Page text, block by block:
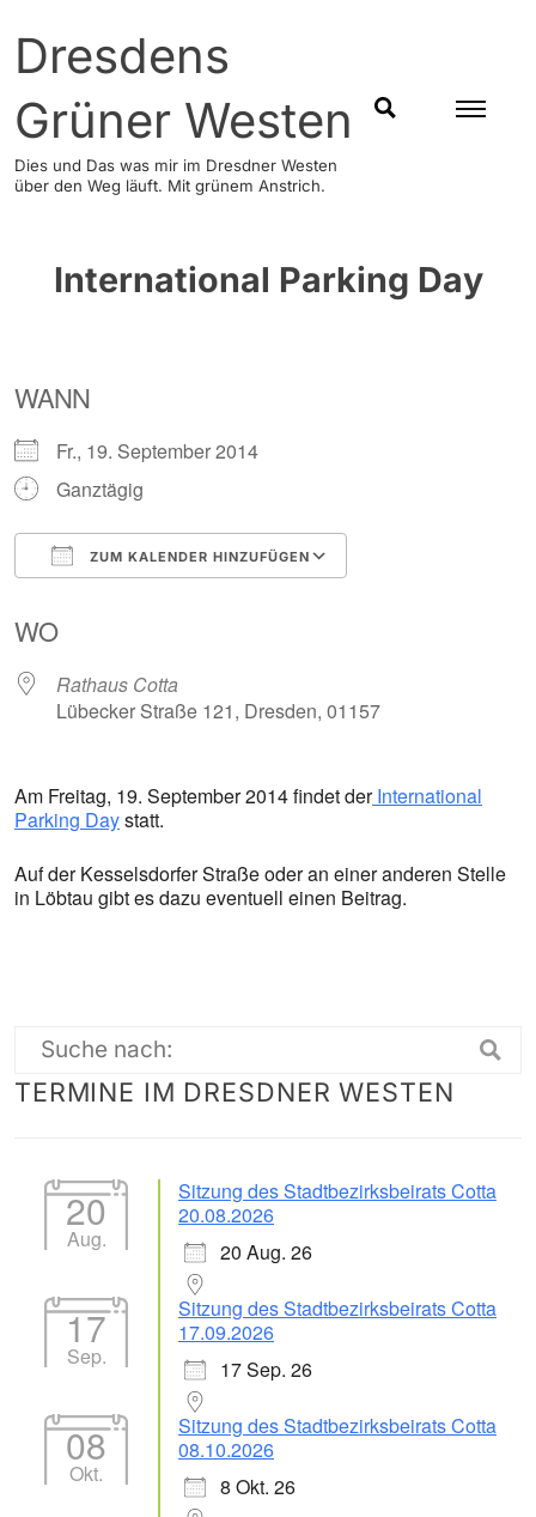
content
Dresdens
Grüner Westen
Dies und Das was mir im Dresdner Westen
über den Weg läuft. Mit grünem Anstrich.
SUCHEN
International Parking Day
WANN
Fr., 19. September 2014
Ganztägig
ZUM KALENDER HINZUFÜGEN
WO
Rathaus Cotta
Lübecker Straße 121, Dresden, 01157
Am Freitag, 19. September 2014 findet derInternational
Parking Daystatt.
Auf der Kesselsdorfer Straße oder an einer anderen Stelle
in Löbtau gibt es dazu eventuell einen Beitrag.
Suche
nach:
TERMINE IM DRESDNER WESTEN
20
Aug.
Sitzung des Stadtbezirksbeirats Cotta
20.08.2026
20 Aug. 26
17
Sep.
Sitzung des Stadtbezirksbeirats Cotta
17.09.2026
17 Sep. 26
08
Okt.
Sitzung des Stadtbezirksbeirats Cotta
08.10.2026
8 Okt. 26